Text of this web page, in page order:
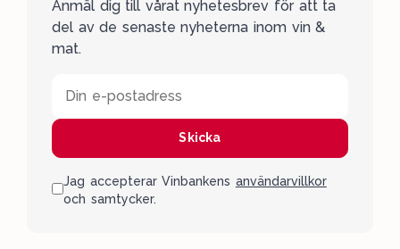
Anmäl dig till vårat nyhetesbrev för att ta
del av de senaste nyheterna inom vin &
mat.
Din e-postadress
Skicka
Jag accepterar Vinbankens användarvillkor
och samtycker.